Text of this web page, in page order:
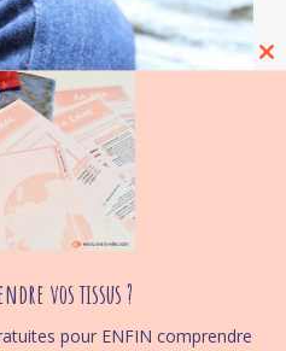
sur jambe de
vos tissus ?
pour ENFIN comprendre